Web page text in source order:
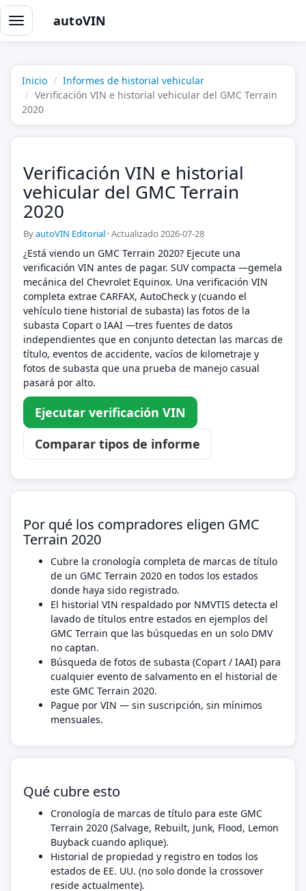
Alternar
navegación
autoVIN
Inicio
Informes de historial vehicular
Verificación VIN e historial vehicular del GMC Terrain
2020
Verificación VIN e historial
vehicular del GMC Terrain
2020
ByautoVIN Editorial ·Actualizado 2026-07-28
¿Está viendo un GMC Terrain 2020? Ejecute una
verificación VIN antes de pagar. SUV compacta —gemela
mecánica del Chevrolet Equinox. Una verificación VIN
completa extrae CARFAX, AutoCheck y (cuando el
vehículo tiene historial de subasta) las fotos de la
subasta Copart o IAAI —tres fuentes de datos
independientes que en conjunto detectan las marcas de
título, eventos de accidente, vacíos de kilometraje y
fotos de subasta que una prueba de manejo casual
pasará por alto.
Ejecutar verificación VIN
Comparar tipos de informe
Por qué los compradores eligen GMC
Terrain 2020
Cubre la cronología completa de marcas de título
de un GMC Terrain 2020 en todos los estados
donde haya sido registrado.
El historial VIN respaldado por NMVTIS detecta el
lavado de títulos entre estados en ejemplos del
GMC Terrain que las búsquedas en un solo DMV
no captan.
Búsqueda de fotos de subasta (Copart / IAAI) para
cualquier evento de salvamento en el historial de
este GMC Terrain 2020.
Pague por VIN — sin suscripción, sin mínimos
mensuales.
Qué cubre esto
Cronología de marcas de título para este GMC
Terrain 2020 (Salvage, Rebuilt, Junk, Flood, Lemon
Buyback cuando aplique).
Historial de propiedad y registro en todos los
estados de EE. UU. (no solo donde la crossover
reside actualmente).